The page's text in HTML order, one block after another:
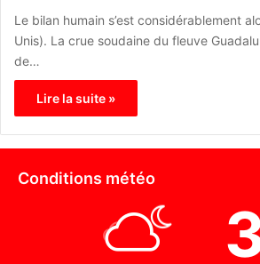
Le bilan humain s’est considérablement
Unis). La crue soudaine du fleuve
de…
Lire la suite »
Conditions météo